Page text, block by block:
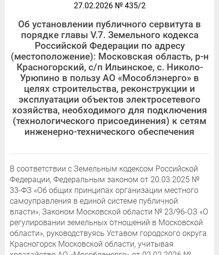
27.02.2026 № 435/2
Об установлении публичного сервитута в
порядке главы V.7. Земельного кодекса
Российской Федерации по адресу
(местоположение): Московская область, р-н
Красногорский, с/п Ильинское, с. Николо-
Урюпино в пользу АО «Мособлэнерго» в
целях строительства, реконструкции и
эксплуатации объектов электросетевого
хозяйства, необходимого для подключения
(технологического присоединения) к сетям
инженерно-технического обеспечения
В соответствии с Земельным кодексом Российской
Федерации, Федеральным законом от 20.03.2025 №
33-ФЗ «Об общих принципах организации местного
самоуправления в единой системе публичной
власти», Законом Московской области № 23/96-ОЗ «О
регулировании земельных отношений в Московской
области», руководствуясь Уставом городского округа
Красногорск Московской области, учитывая